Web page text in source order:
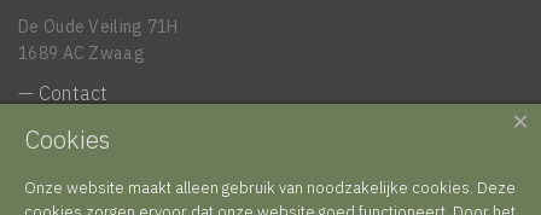
De Oude Veiling 71H
1689 AC Zwaag
— Contact
info@dehartelijkehuiskamer.nl ×
Cookies
Onze website maakt alleen gebruik van noodzakelijke cookies. Deze